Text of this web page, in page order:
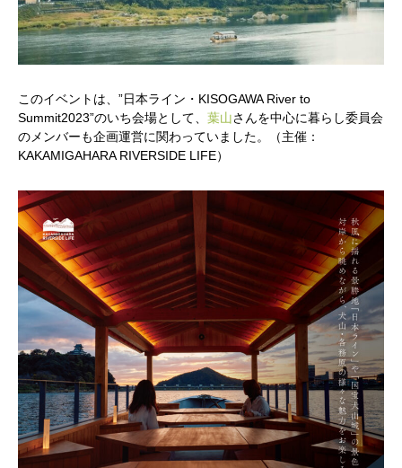
このイベントは、”日本ライン・KISOGAWA River to
Summit2023”のいち会場として、 葉山さんを中心に暮らし委員会
のメンバーも企画運営に関わっていました。（主催：
KAKAMIGAHARA RIVERSIDE LIFE）